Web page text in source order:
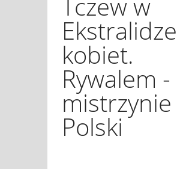
Ekstralidze
kobiet.
Rywalem -
mistrzynie
Polski